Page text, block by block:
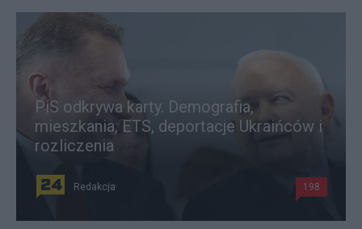
PiS odkrywa karty. Demografia,
mieszkania, ETS, deportacje Ukraińców i
rozliczenia
Redakcja 198